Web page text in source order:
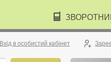
Вхід в особистий кабінет